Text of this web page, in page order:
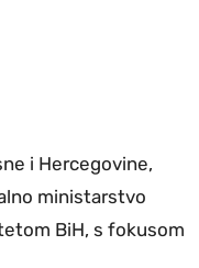
i Hercegovine,
ministarstvo
BiH, s fokusom